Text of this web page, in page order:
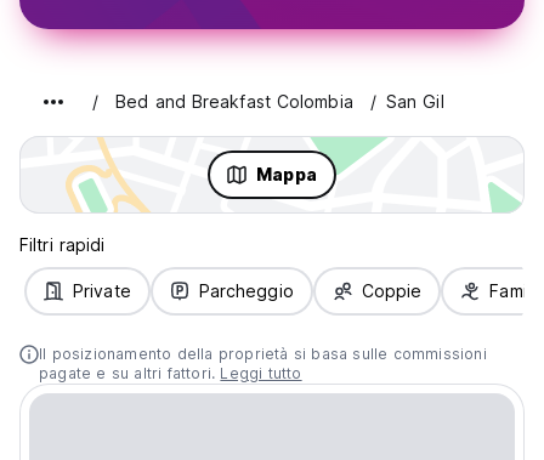
Bed and Breakfast Colombia San Gil
Mappa
Filtri rapidi
Private Parcheggio Coppie
Il posizionamento della proprietà si basa sulle commissioni
pagate e su altri fattori. Leggi tutto